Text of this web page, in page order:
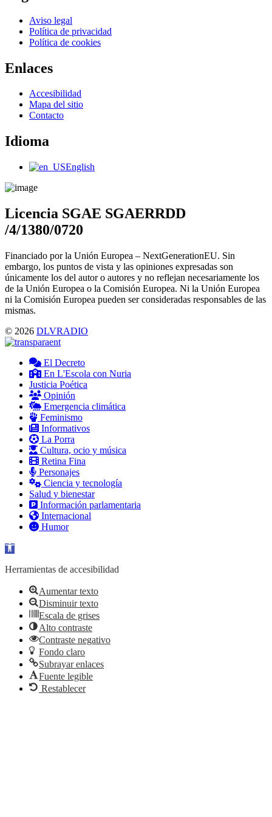
Main
Menu
Aviso legal
Política de privacidad
Política de cookies
Enlaces
Main
Menu
Accesibilidad
Mapa del sitio
Contacto
Idioma
Main
English
Licencia SGAE SGAERRDD
/4/1380/0720
Financiado por la Unión Europea – NextGenerationEU. Sin
embargo, los puntos de vista y las opiniones expresadas son
únicamente los del autor o autores y no reflejan necesariamente los
de la Unión Europea o la Comisión Europea. Ni la Unión Europea
ni la Comisión Europea pueden ser consideradas responsables de las
mismas.
© 2026 DLVRADIO
El Decreto
En L'Escola con Nuria
Justicia Poética
Opinión
Emergencia climática
Feminismo
Informativos
La Porra
Cultura, ocio y música
Retina Fina
Personajes
Ciencia y tecnología
Salud y bienestar
Información parlamentaria
Internacional
Humor
Abrir barra de herramientas
Herramientas de accesibilidad
Aumentar texto
Disminuir texto
Escala de grises
Alto contraste
Contraste negativo
Fondo claro
Subrayar enlaces
Fuente legible
Restablecer